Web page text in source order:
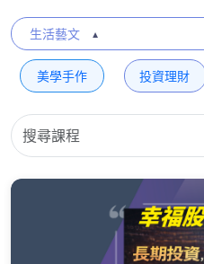
生活藝文 ▼
美學手作 投資理財